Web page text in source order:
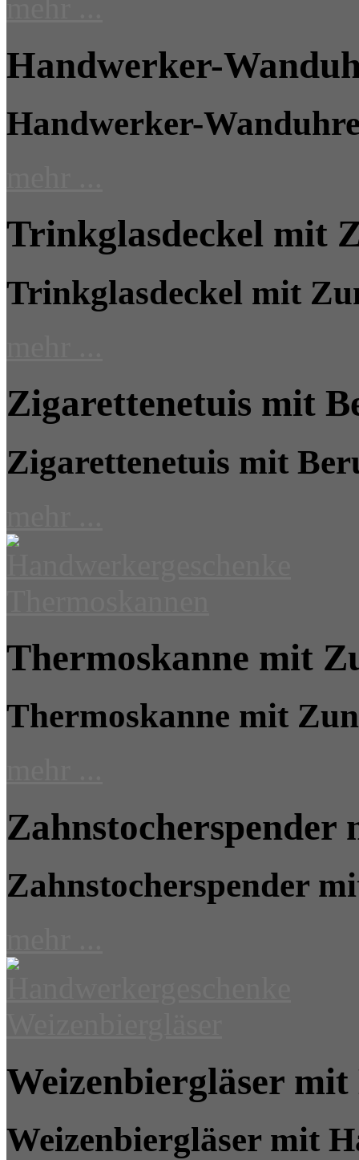
Handwerker-
Handwerker-
Trinkglasdeckel mit
Trinkglasdeckel mit
Zigarettenetuis mit
Zigarettenetuis mit
Thermoskanne mit
Thermoskanne mit
Zahnstocherspender
Weizenbiergläser
Weizenbiergläser mit